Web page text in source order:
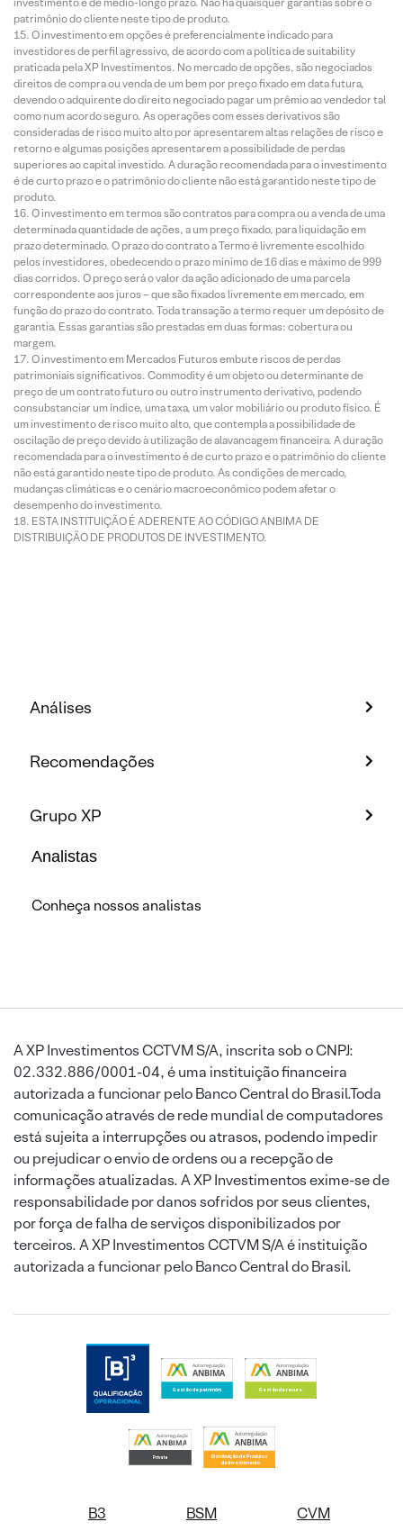
patrimônio do cliente neste tipo de produto.
O investimento em opções é preferencialmente indicado para
investidores de perfil agressivo, de acordo com a política de suitability
praticada pela XP Investimentos. No mercado de opções, são negociados
direitos de compra ou venda de um bem por preço fixado em data futura,
devendo o adquirente do direito negociado pagar um prêmio ao vendedor tal
como num acordo seguro. As operações com esses derivativos são
consideradas de risco muito alto por apresentarem altas relações de risco e
retorno e algumas posições apresentarem a possibilidade de perdas
superiores ao capital investido. A duração recomendada para o investimento
é de curto prazo e o patrimônio do cliente não está garantido neste tipo de
produto.
O investimento em termos são contratos para compra ou a venda de uma
determinada quantidade de ações, a um preço fixado, para liquidação em
prazo determinado. O prazo do contrato a Termo é livremente escolhido
pelos investidores, obedecendo o prazo mínimo de 16 dias e máximo de 999
dias corridos. O preço será o valor da ação adicionado de uma parcela
correspondente aos juros – que são fixados livremente em mercado, em
função do prazo do contrato. Toda transação a termo requer um depósito de
garantia. Essas garantias são prestadas em duas formas: cobertura ou
margem.
O investimento em Mercados Futuros embute riscos de perdas
patrimoniais significativos. Commodity é um objeto ou determinante de
preço de um contrato futuro ou outro instrumento derivativo, podendo
consubstanciar um índice, uma taxa, um valor mobiliário ou produto físico. É
um investimento de risco muito alto, que contempla a possibilidade de
oscilação de preço devido à utilização de alavancagem financeira. A duração
recomendada para o investimento é de curto prazo e o patrimônio do cliente
não está garantido neste tipo de produto. As condições de mercado,
mudanças climáticas e o cenário macroeconômico podem afetar o
desempenho do investimento.
ESTA INSTITUIÇÃO É ADERENTE AO CÓDIGO ANBIMA DE
DISTRIBUIÇÃO DE PRODUTOS DE INVESTIMENTO.
Análises
Recomendações
Grupo XP
Analistas
Conheça nossos analistas
A XP Investimentos CCTVM S/A, inscrita sob o CNPJ:
02.332.886/0001-04, é uma instituição financeira
autorizada a funcionar pelo Banco Central do Brasil.Toda
comunicação através de rede mundial de computadores
está sujeita a interrupções ou atrasos, podendo impedir
ou prejudicar o envio de ordens ou a recepção de
informações atualizadas. A XP Investimentos exime-se de
responsabilidade por danos sofridos por seus clientes,
por força de falha de serviços disponibilizados por
terceiros. A XP Investimentos CCTVM S/A é instituição
autorizada a funcionar pelo Banco Central do Brasil.
B3 BSM CVM